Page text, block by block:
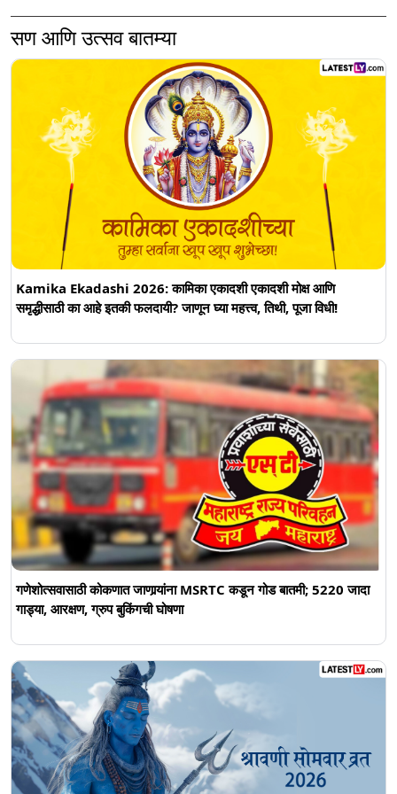
सण आणि उत्सव बातम्या
Kamika Ekadashi 2026: कामिका एकादशी एकादशी मोक्ष आणि
समृद्धीसाठी का आहे इतकी फलदायी? जाणून घ्या महत्त्व, तिथी, पूजा विधी!
गणेशोत्सवासाठी कोकणात जाणार्‍यांना MSRTC कडून गोड बातमी; 5220 जादा
गाड्या, आरक्षण, ग्रुप बुकिंगची घोषणा